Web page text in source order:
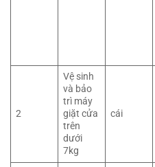
2
Vệ sinh
và bảo
trì máy
giặt cửa
trên
dưới
7kg
cái